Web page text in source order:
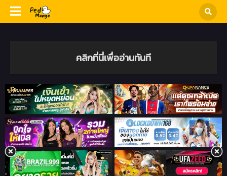
คลิกที่นี่เพื่ออ่านทันที